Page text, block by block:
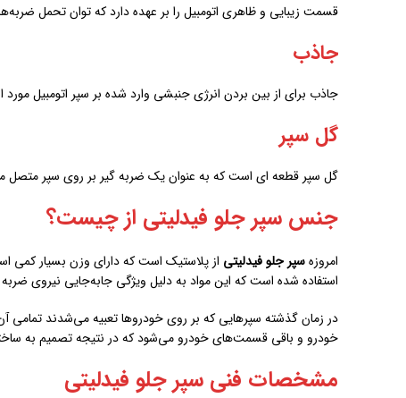
قسمت زیبایی و ظاهری اتومبیل را بر عهده دارد که توان تحمل
جاذب
جاذب برای از بین بردن انرژی جنبشی وارد شده بر سپر اتومبیل مورد
گل سپر
گل سپر قطعه ای است که به عنوان یک ضربه گیر بر روی سپر متصل
جنس سپر جلو فیدلیتی از چیست؟
امروزهسپر جلو فیدلیتی از پلاستیک‌ است که دارای وزن بسیار کمی
استفاده شده است که این مواد به دلیل ویژگی جابه‌جایی نیروی
در زمان گذشته سپرهایی که بر روی خودروها تعبیه می‌شدند تمامی
خودرو و باقی قسمت‌های خودرو می‌شود که در نتیجه تصمیم به
مشخصات فنی سپر جلو فیدلیتی